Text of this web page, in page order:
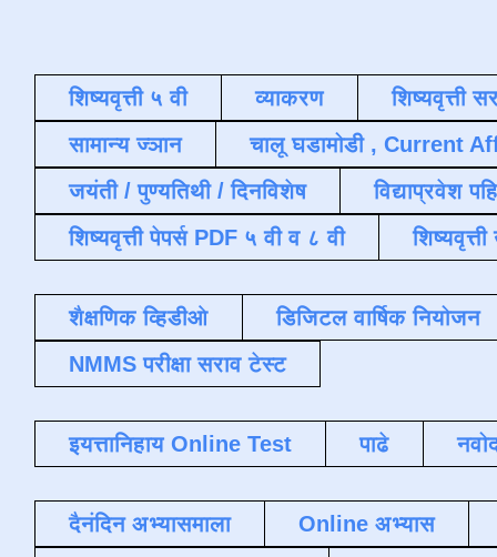
शिष्यवृत्ती ५ वी व्याकरण
शिष्यवृत्ती
सामान्य ज्ञान
चालू घडामोडी , Current
जयंती / पुण्यतिथी / दिनविशेष
विद्याप्रवेश
शिष्यवृत्ती पेपर्स PDF ५ वी व ८ वी
शैक्षणिक व्हिडीओ
डिजिटल वार्षिक नियोजन
NMMS परीक्षा सराव टेस्ट
इयत्तानिहाय Online Test पाढे
दैनंदिन अभ्यासमाला
Online अभ्यास